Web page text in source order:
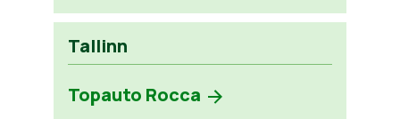
Tallinn
Topauto Rocca